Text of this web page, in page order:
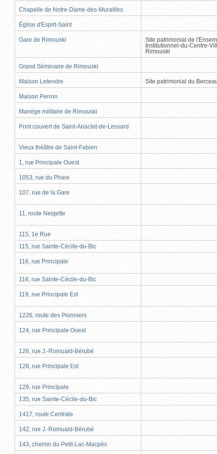
Chapelle de Notre-Dame-des-Murailles
Église d'Esprit-Saint
Gare de Rimouski
Site patrimonial de
Institutionnel-du-Centre-
Rimouski
Grand Séminaire de Rimouski
Maison Letendre Site patrimonial du
Maison Perron
Manège militaire de Rimouski
Pont couvert de Saint-Anaclet-de-Lessard
Vieux théâtre de Saint-Fabien
1, rue Principale Ouest
1053, rue du Phare
107, rue de la Gare
11, route Neigette
115, 1e Rue
115, rue Sainte-Cécile-du-Bic
116, rue Principale
116, rue Sainte-Cécile-du-Bic
119, rue Principale Est
1226, route des Pionniers
124, rue Principale Ouest
126, rue J.-Romuald-Bérubé
128, rue Principale Est
129, rue Principale
135, rue Sainte-Cécile-du-Bic
1417, route Centrale
142, rue J.-Romuald-Bérubé
143, chemin du Petit-Lac-Macpès